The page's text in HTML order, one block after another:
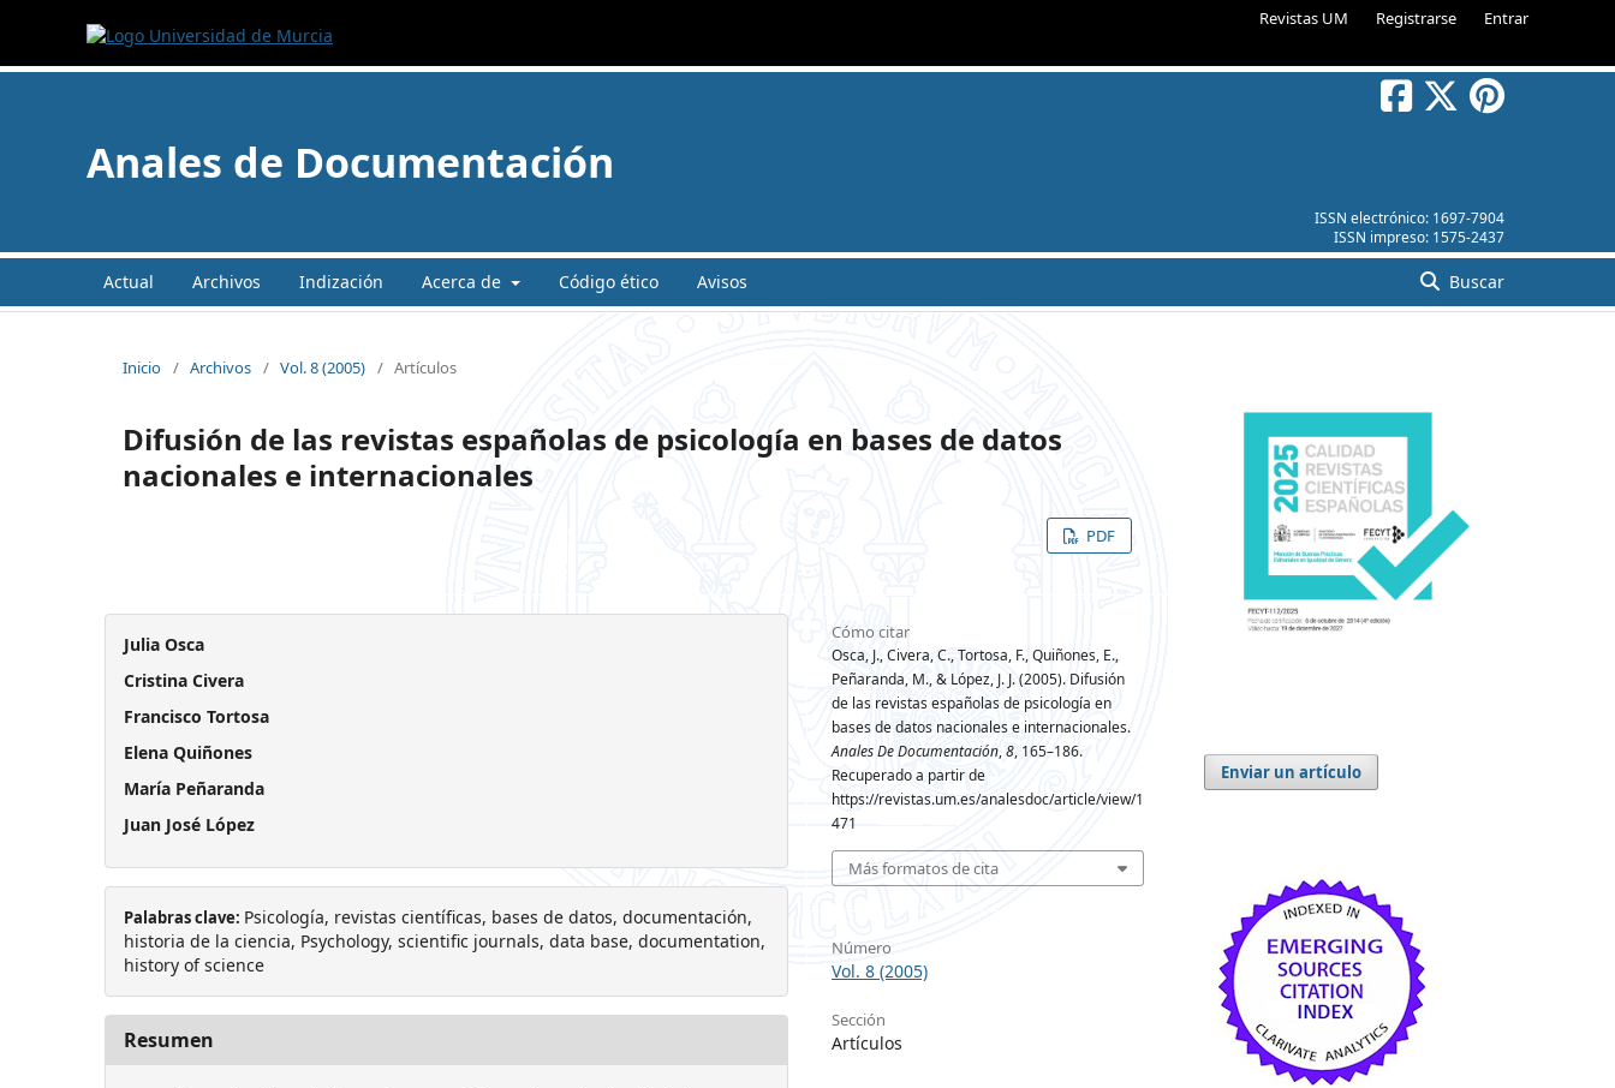
Revistas UM Registrarse Entrar
ISSN electrónico: 1697-7904
ISSN impreso: 1575-2437
Anales de Documentación
Actual Archivos Indización Acerca de Código ético Avisos Buscar
Inicio / Archivos / Vol. 8 (2005) / Artículos
Difusión de las revistas españolas de psicología en bases de datos
nacionales e internacionales
PDF
Julia Osca
Cristina Civera
Francisco Tortosa
Elena Quiñones
María Peñaranda
Juan José López
Palabras clave: Psicología, revistas científicas, bases de datos, documentación,
historia de la ciencia, Psychology, scientific journals, data base, documentation,
history of science
Resumen
Cómo citar
Osca, J., Civera, C., Tortosa, F., Quiñones, E.,
Peñaranda, M., & López, J. J. (2005). Difusión
de las revistas españolas de psicología en
bases de datos nacionales e internacionales.
Anales De Documentación,8, 165–186.
Recuperado a partir de
https://revistas.um.es/analesdoc/article/view/1
471
Más formatos de cita
Número
Vol. 8 (2005)
Sección
Artículos
Enviar un artículo